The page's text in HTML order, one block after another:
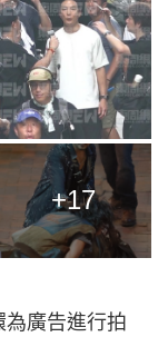
+17
為廣告進行拍